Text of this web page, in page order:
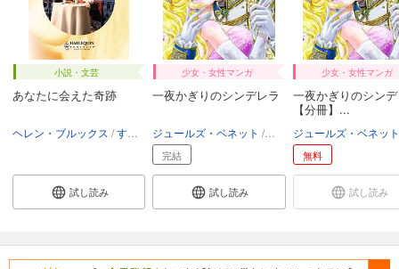
小説・文芸
あなたに会えた奇跡
ヘレン・ブルックス すなみ翔
試し読み
少女・女性マンガ
一夜かぎりのシンデレラ
ジュールズ・ベネット 宮本果林
完結
試し読み
少女・女性マンガ
一夜かぎりのシン
【分冊】...
ジュールズ・ベネット
無料
試し読み